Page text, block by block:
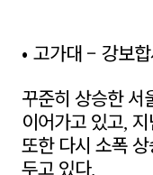
• 고가대 – 강보
꾸준히 상승한 서
이어가고 있고,
또한 다시 소폭
두고 있다.